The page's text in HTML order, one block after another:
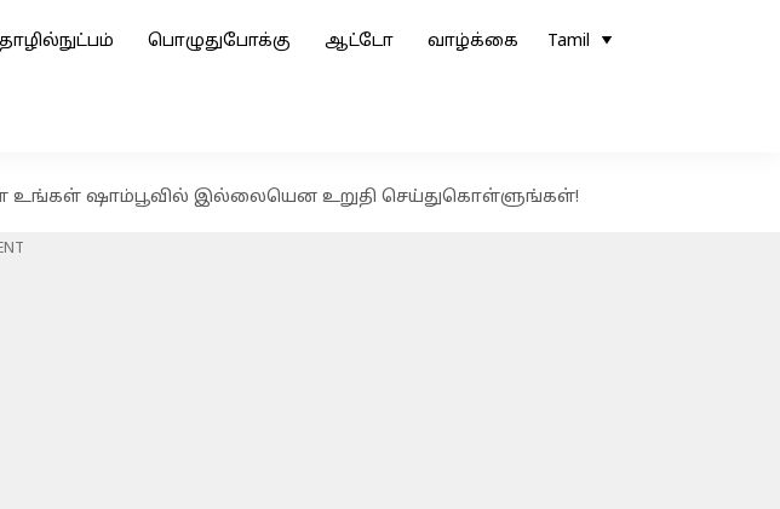
பொழுதுபோக்கு ஆட்டோ வாழ்க்கை Tamil
உங்கள் ஷாம்பூவில் இல்லையென உறுதி செய்துகொள்ளுங்கள்!